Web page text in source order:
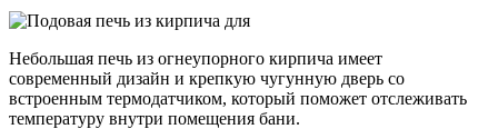
Небольшая печь из огнеупорного кирпича имеет
современный дизайн и крепкую чугунную дверь со
встроенным термодатчиком, который поможет отслеживать
температуру внутри помещения бани.